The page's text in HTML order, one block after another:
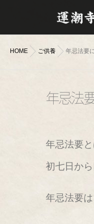
HOME ご供養 年忌法要
年忌法
年忌法要
初七日か
年忌法要